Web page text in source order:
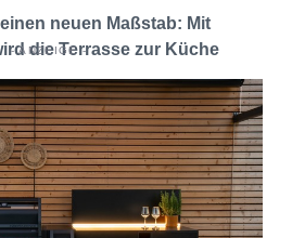
neuen Maßstab: Mit
die Terrasse zur Küche